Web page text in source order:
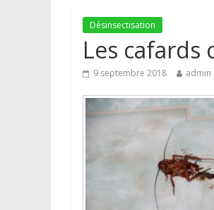
Désinsectisation
Les cafards
9 septembre 2018 admin